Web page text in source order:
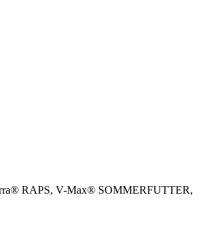
RAPS, V-Max® SOMMERFUTTER,